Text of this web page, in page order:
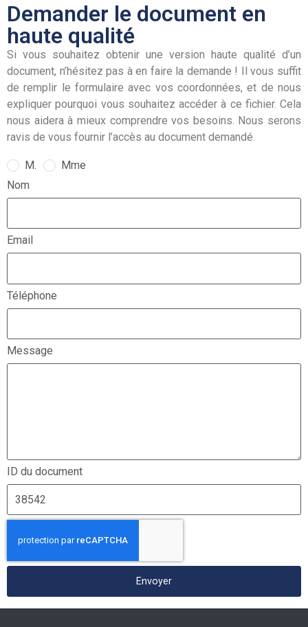
Demander le document en
haute qualité
Si vous souhaitez obtenir une version haute qualité d’un
document, n’hésitez pas à en faire la demande ! Il vous suffit
de remplir le formulaire avec vos coordonnées, et de nous
expliquer pourquoi vous souhaitez accéder à ce fichier. Cela
nous aidera à mieux comprendre vos besoins. Nous serons
ravis de vous fournir l’accès au document demandé.
M.
Mme
Nom
Email
Téléphone
Message
ID du document
Envoyer